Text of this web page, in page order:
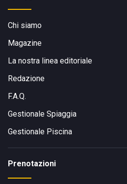
Chi siamo
Magazine
La nostra linea editoriale
Redazione
F.A.Q.
Gestionale Spiaggia
Gestionale Piscina
Prenotazioni